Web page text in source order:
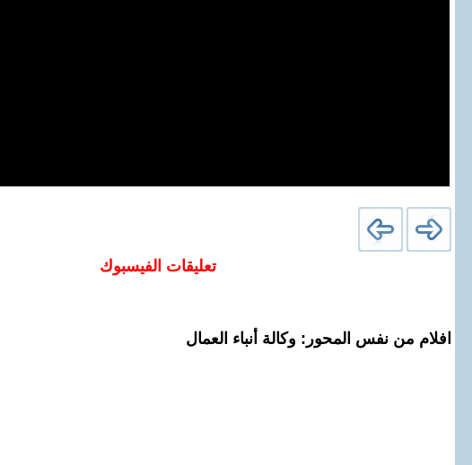
تعليقات الفيسبوك
افلام من نفس المحور: وكالة أنباء العمال